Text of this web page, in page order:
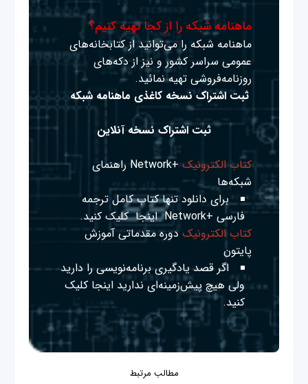
ماهنامه شبکه را از کجا تهیه کنیم؟
ماهنامه شبکه را می‌توانید از کتابخانه‌های
عمومی سراسر کشور و نیز از دکه‌های
روزنامه‌فروشی تهیه نمائید.
ثبت اشتراک نسخه کاغذی ماهنامه شبکه
ثبت اشتراک نسخه آنلاین
کتاب الکترونیک
+Network راهنمای
شبکه‌ها
برای دانلود تنها کتاب کامل ترجمه
فارسی +Network
اینجا کلیک کنید.
کتاب الکترونیک دوره مقدماتی آموزش
پایتون
اگر قصد یادگیری برنامه‌نویسی را دارید
ولی هیچ پیش‌زمینه‌ای نداریداینجا کلیک
کنید.
مطالب مرتبط